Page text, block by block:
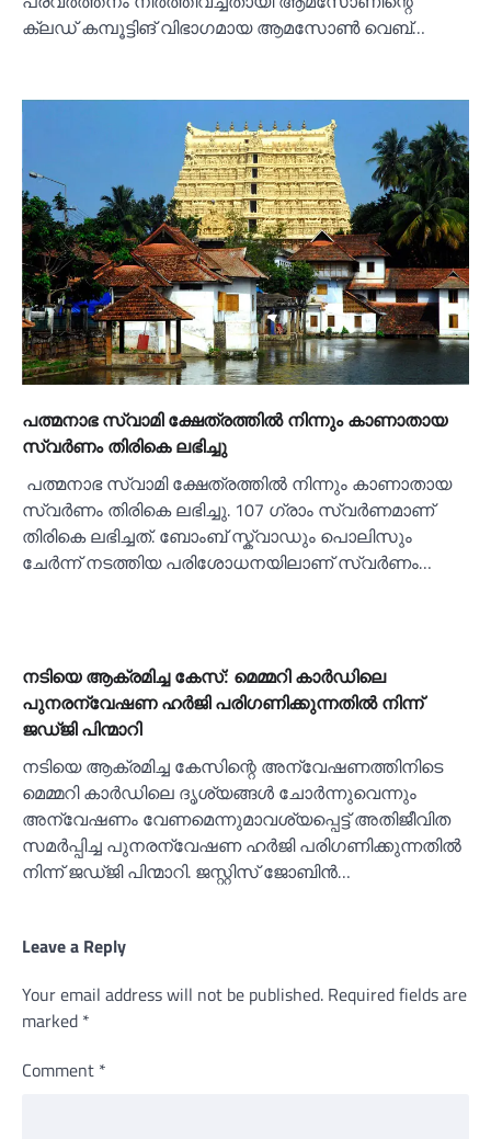
ക്ലഡ് കമ്പൂട്ടിങ് വിഭാഗമായ ആമസോണ്‍ വെബ്…
പത്മനാഭ സ്വാമി ക്ഷേത്രത്തില്‍ നിന്നും കാണാതായ
സ്വര്‍ണം തിരികെ ലഭിച്ചു
പത്മനാഭ സ്വാമി ക്ഷേത്രത്തില്‍ നിന്നും കാണാതായ
സ്വര്‍ണം തിരികെ ലഭിച്ചു. 107 ഗ്രാം സ്വര്‍ണമാണ്
തിരികെ ലഭിച്ചത്. ബോംബ് സ്ക്വാഡും പൊലിസും
ചേർന്ന് നടത്തിയ പരിശോധനയിലാണ് സ്വർണം…
നടിയെ ആക്രമിച്ച കേസ്: മെമ്മറി കാര്‍ഡിലെ
പുനരന്വേഷണ ഹര്‍ജി പരിഗണിക്കുന്നതില്‍ നിന്ന്
ജഡ്ജി പിന്മാറി
നടിയെ ആക്രമിച്ച കേസിന്റെ അന്വേഷണത്തിനിടെ
മെമ്മറി കാര്‍ഡിലെ ദൃശ്യങ്ങള്‍ ചോര്‍ന്നുവെന്നും
അന്വേഷണം വേണമെന്നുമാവശ്യപ്പെട്ട് അതിജീവിത
സമര്‍പ്പിച്ച പുനരന്വേഷണ ഹര്‍ജി പരിഗണിക്കുന്നതില്‍
നിന്ന് ജഡ്ജി പിന്മാറി. ജസ്റ്റിസ് ജോബിന്‍…
Leave a Reply
Your email address will not be published. Required fields are
marked *
Comment *